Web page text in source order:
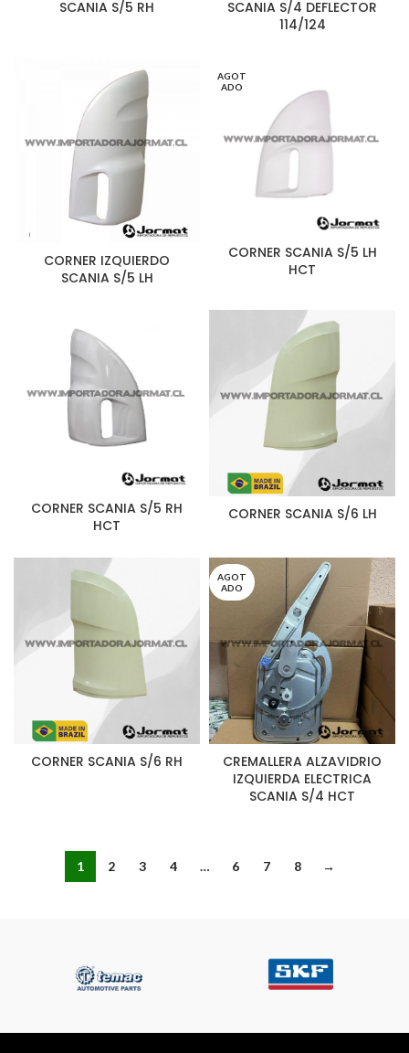
SCANIA S/5 RH
SCANIA S/4 DEFLECTOR
114/124
CORNER IZQUIERDO
SCANIA S/5 LH
AGOT
ADO
CORNER SCANIA S/5 LH
HCT
CORNER SCANIA S/5 RH
HCT
CORNER SCANIA S/6 LH
CORNER SCANIA S/6 RH
AGOT
ADO
CREMALLERA ALZAVIDRIO
IZQUIERDA ELECTRICA
SCANIA S/4 HCT
1 2 3 4 … 6 7 8 →